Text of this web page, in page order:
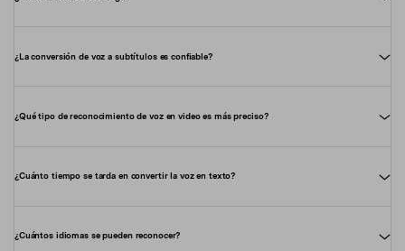
¿La conversión de voz a subtítulos es confiable?
¿Qué tipo de reconocimiento de voz en video es más preciso?
¿Cuánto tiempo se tarda en convertir la voz en texto?
¿Cuántos idiomas se pueden reconocer?